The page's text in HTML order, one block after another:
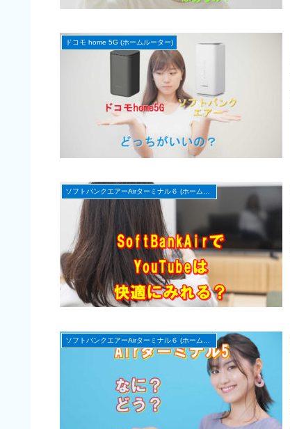
ドコモ home 5G (ホームルーター)